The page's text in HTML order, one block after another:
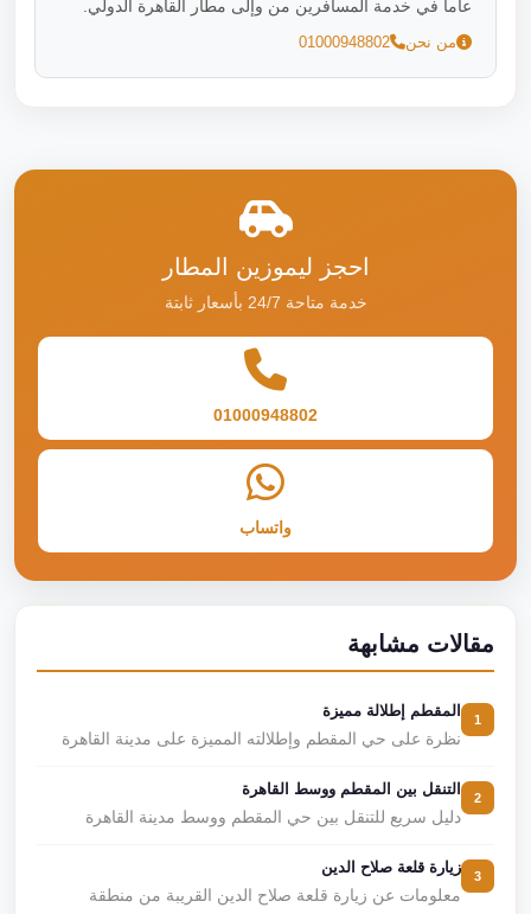
عاماً في خدمة المسافرين من وإلى مطار القاهرة الدولي.
من نحن 01000948802
احجز ليموزين المطار
خدمة متاحة 24/7 بأسعار ثابتة
01000948802
واتساب
مقالات مشابهة
المقطم إطلالة مميزة
نظرة على حي المقطم وإطلالته المميزة على مدينة القاهرة
التنقل بين المقطم ووسط القاهرة
دليل سريع للتنقل بين حي المقطم ووسط مدينة القاهرة
زيارة قلعة صلاح الدين
معلومات عن زيارة قلعة صلاح الدين القريبة من منطقة